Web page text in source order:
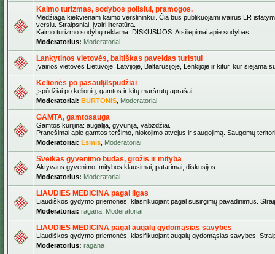
Kaimo turizmas, sodybos poilsiui, pramogos.
Medžiaga kiekvienam kaimo verslininkui. Čia bus publikuojami įvairūs LR
verslu. Straipsniai, įvairi literatūra.
Kaimo turizmo sodybų reklama. DISKUSIJOS. Atsiliepimai apie sodybas.
Moderatorius: Moderatoriai
Lankytinos vietovės, baltiškas paveldas turistui
Įvairios vietovės Lietuvoje, Latvijoje, Baltarusijoje, Lenkijoje ir kitur, kur siejama
Kelionės po pasaulį/Ispūdžiai
Įspūdžiai po kelionių, gamtos ir kitų maršrutų aprašai.
Moderatoriai: BURTONIS Moderatoriai
GAMTA, gamtosauga
Gamtos kurijina: augalija, gyvūnija, vabzdžiai.
Pranešimai apie gamtos teršimo, niokojimo atvejus ir saugojimą. Saugomų
Moderatoriai: Esmis Moderatoriai
Sveikas gyvenimo būdas, grožis ir mityba
Aktyvaus gyvenimo, mitybos klausimai, patarimai, diskusijos.
Moderatorius: Moderatoriai
LIAUDIES MEDICINA pagal ligas
Liaudiškos gydymo priemonės, klasifikuojant pagal susirgimų pavadinimus.
Moderatoriai: ragana Moderatoriai
LIAUDIES MEDICINA pagal augalų gydomąsias savybes
Liaudiškos gydymo priemonės, klasifikuojant augalų gydomąsias savybes.
Moderatorius: ragana